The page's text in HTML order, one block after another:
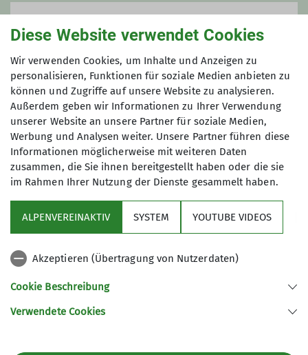
umfasst 60 Mitglieder, die sich mit
allen Spielarten des Bergsteigens wie
alpinem Bergsteigen und
Klettersteigen befassen.
Vereinsabende finden jeden 3.
Donnerstag im Monat ab 19 Uhr in der
Gaststätte "Zum Tannenbaum",
Helmstraße 10, in Fürth statt.
Zusätzlich treffen sich unsere
Kletterfreunde im Winter mittwochs
in der Climbing Factory.
Eckenberger unter
gerne.
Beim Tourenleiter/in
Anmeldung bis
21.05.2026
Sektion
Programm
90762 Fürth
Diese Website verwendet Cookies
Wir verwenden Cookies, um Inhalte und Anzeigen zu
personalisieren, Funktionen für soziale Medien anbieten zu
können und Zugriffe auf unsere Website zu analysieren.
Außerdem geben wir Informationen zu Ihrer Verwendung
unserer Website an unsere Partner für soziale Medien,
Werbung und Analysen weiter. Unsere Partner führen diese
Informationen möglicherweise mit weiteren Daten
zusammen, die Sie ihnen bereitgestellt haben oder die sie
im Rahmen Ihrer Nutzung der Dienste gesammelt haben.
ALPENVEREINAKTIV SYSTEM YOUTUBE VIDEOS
Akzeptieren (Übertragung von Nutzerdaten)
Cookie Beschreibung
Verwendete Cookies